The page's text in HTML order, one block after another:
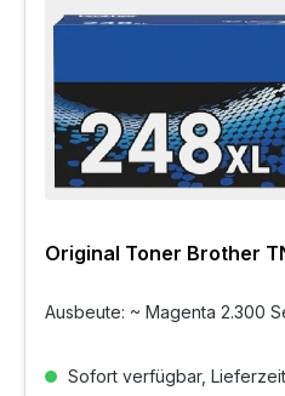
Original Toner Brother
Ausbeute: ~ Magenta 2.300
Sofort verfügbar,